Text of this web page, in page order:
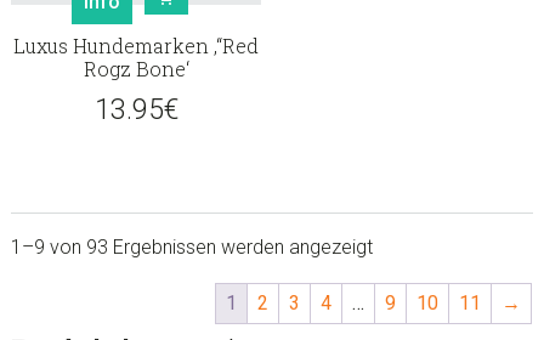
Luxus Hundemarken ‚“Red
Rogz Bone‘
13.95€
1–9 von 93 Ergebnissen werden angezeigt
1 2 3 4 … 9 10 11 →